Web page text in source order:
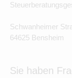
Schwanheimer
64625 Bensheim
Sie haben